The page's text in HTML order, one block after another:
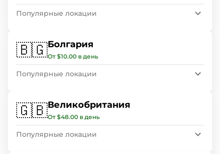
Популярные локации
🇧🇬Болгария
От $10.00 в день
Популярные локации
🇬🇧Великобритания
От $48.00 в день
Популярные локации